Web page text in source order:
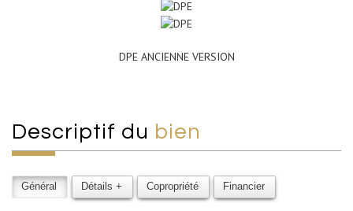
DPE ANCIENNE VERSION
descriptif du bien
Général Détails + Copropriété Financier